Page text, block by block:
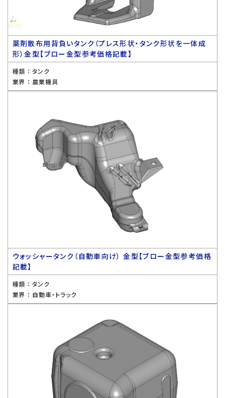
薬剤散布用背負いタンク（プレス形状・タンク形状を一体成
形）金型【ブロー金型参考価格記載】
種類 ： タンク
業界 ： 農業機具
ウォッシャータンク（自動車向け） 金型【ブロー金型参考価格
記載】
種類 ： タンク
業界 ： 自動車・トラック